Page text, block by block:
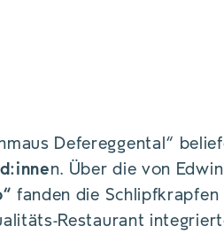
Defereggental“
n. Über die von
fanden die
Restaurant